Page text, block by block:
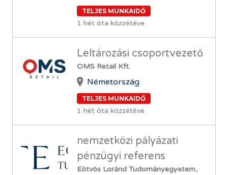
TELJES MUNKAIDŐ
1 hét óta közzétéve
Leltározási csoportvezető
OMS Retail Kft.
Németország
TELJES MUNKAIDŐ
1 hét óta közzétéve
nemzetközi pályázati
pénzügyi referens
Eötvös Loránd Tudományegyetem,